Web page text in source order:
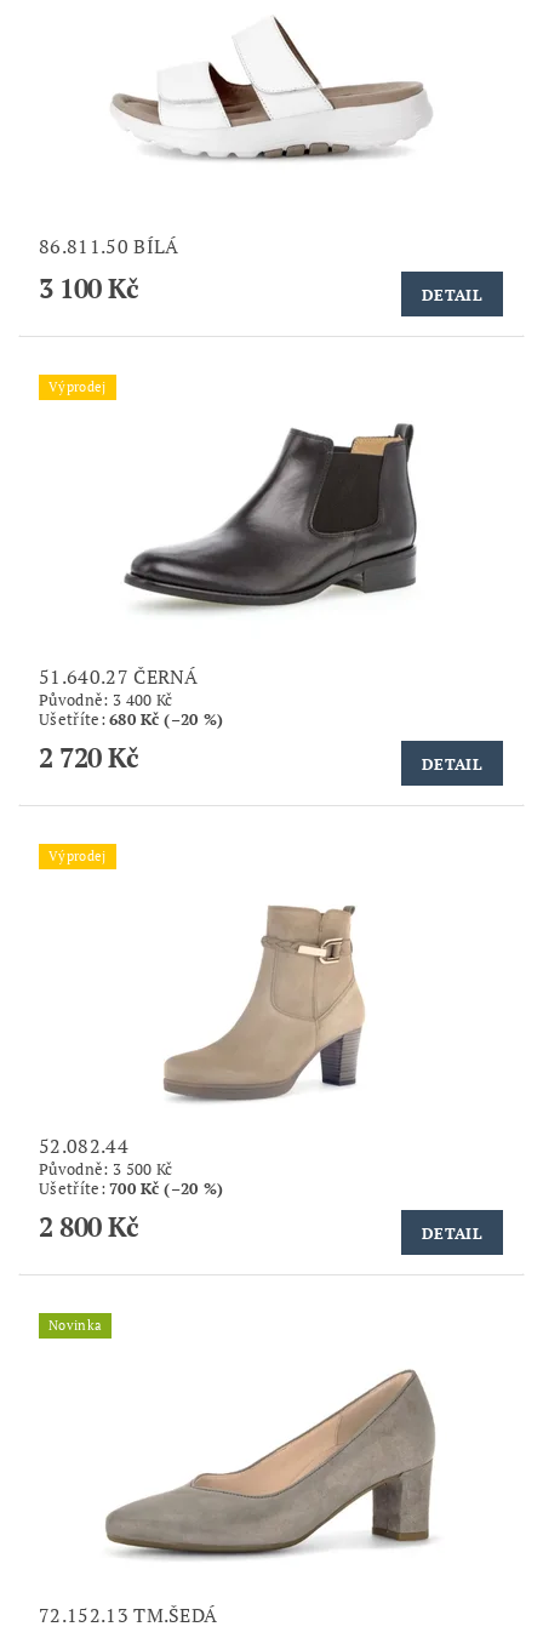
86.811.50 BÍLÁ
3 100 Kč DETAIL
Výprodej
51.640.27 ČERNÁ
Původně: 3 400 Kč
Ušetříte:680 Kč (–20 %)
2 720 Kč DETAIL
Výprodej
52.082.44
Původně: 3 500 Kč
Ušetříte:700 Kč (–20 %)
2 800 Kč DETAIL
Novinka
72.152.13 TM.ŠEDÁ